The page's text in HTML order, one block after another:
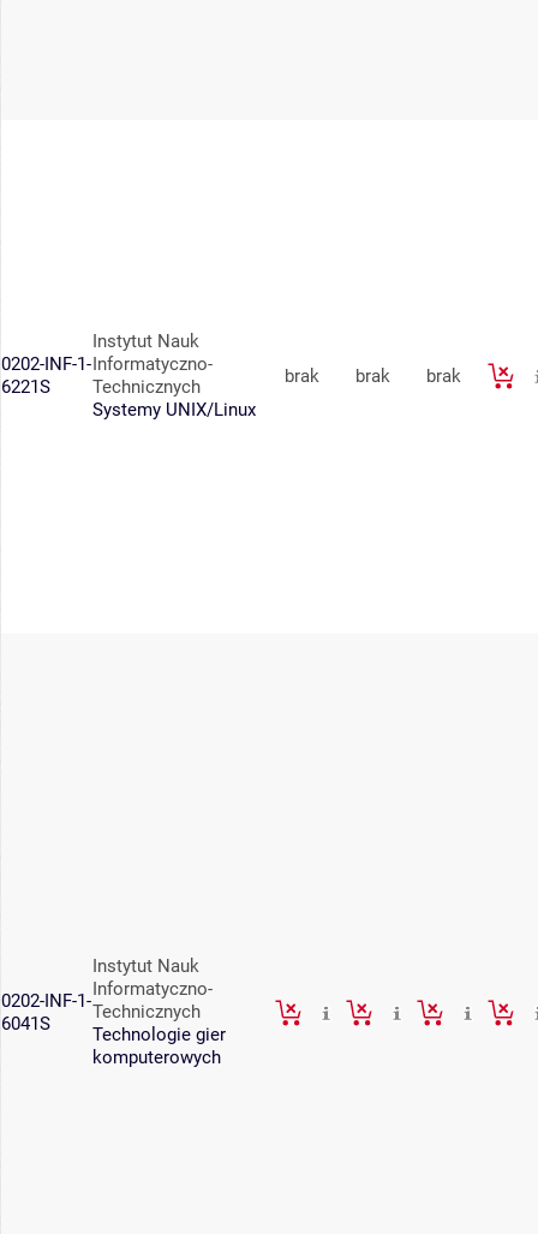
0202-INF-1-
6221S
Instytut Nauk
Informatyczno-
Technicznych
Systemy UNIX/Linux
brak brak brak
0202-INF-1-
6041S
Instytut Nauk
Informatyczno-
Technicznych
Technologie gier
komputerowych